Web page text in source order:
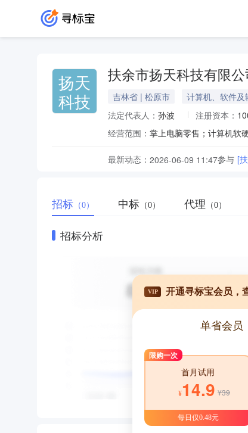
扬天
科技
扶余市扬天科技有限公
吉林省 | 松原市 计算机、软件及
法定代表人： 孙波 注册资本：
经营范围：
最新动态： 2026-06-09 11:47参与 [
招标 （0） 中标 （0） 代理 （0）
招标分析
VIP 开通寻标宝会员，
单省会员
限购一次
首月试用
¥14.9 ¥39
每日仅0.48元